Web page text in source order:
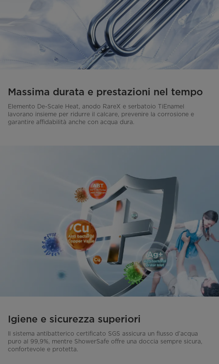
Massima durata e prestazioni nel tempo
Elemento De-Scale Heat, anodo RareX e serbatoio TiEnamel
lavorano insieme per ridurre il calcare, prevenire la corrosione e
garantire affidabilità anche con acqua dura.
Igiene e sicurezza superiori
Il sistema antibatterico certificato SGS assicura un flusso d’acqua
puro al 99,9%, mentre ShowerSafe offre una doccia sempre sicura,
confortevole e protetta.